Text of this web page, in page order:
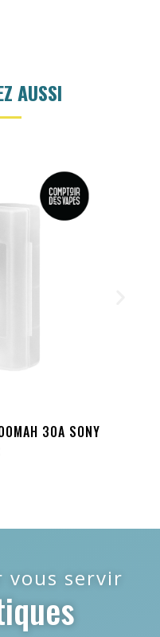
AUSSI
30A SONY
vous servir